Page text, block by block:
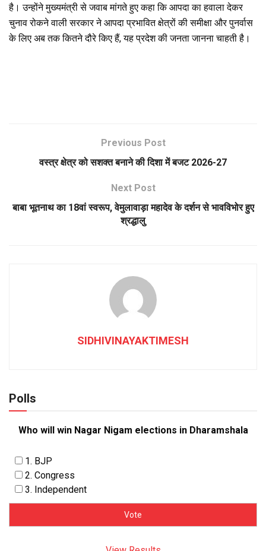
है। उन्होंने मुख्यमंत्री से जवाब मांगते हुए कहा कि आपदा का हवाला देकर
चुनाव रोकने वाली सरकार ने आपदा प्रभावित क्षेत्रों की समीक्षा और पुनर्वास
के लिए अब तक कितने दौरे किए हैं, यह प्रदेश की जनता जानना चाहती है।
Previous Post
वस्त्र क्षेत्र को सशक्त बनाने की दिशा में बजट 2026-27
Next Post
बाबा भूतनाथ का 18वां स्वरूप, वेमुलावाड़ा महादेव के दर्शन से भावविभोर हुए
श्रद्धालु
SIDHIVINAYAKTIMESH
Polls
Who will win Nagar Nigam elections in Dharamshala
1. BJP
2. Congress
3. Independent